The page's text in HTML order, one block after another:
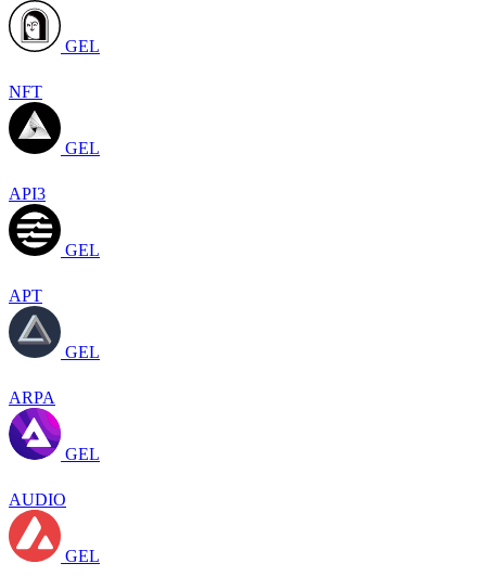
GEL
NFT
GEL
API3
GEL
APT
GEL
ARPA
GEL
AUDIO
GEL